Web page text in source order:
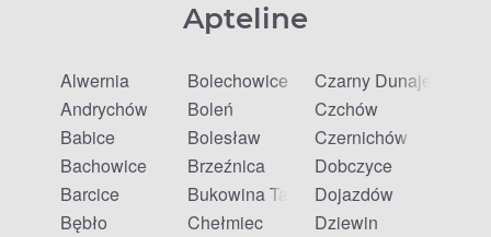
Apteline
Alwernia
Andrychów
Babice
Bachowice
Barcice
Bębło
Bolechowice
Boleń
Bolesław
Brzeźnica
Bukowina Tatrzańska
Chełmiec
Czarny Dunajec
Czchów
Czernichów
Dobczyce
Dojazdów
Dziewin